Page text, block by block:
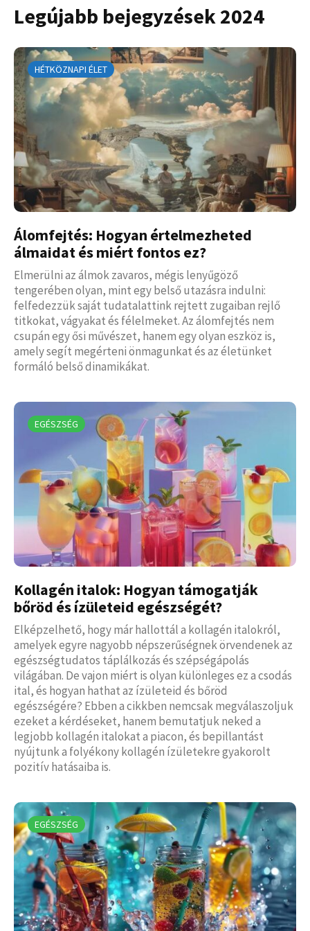
Legújabb bejegyzések 2024
HÉTKÖZNAPI ÉLET
Álomfejtés: Hogyan értelmezheted
álmaidat és miért fontos ez?
Elmerülni az álmok zavaros, mégis lenyűgöző
tengerében olyan, mint egy belső utazásra indulni:
felfedezzük saját tudatalattink rejtett zugaiban rejlő
titkokat, vágyakat és félelmeket. Az álomfejtés nem
csupán egy ősi művészet, hanem egy olyan eszköz is,
amely segít megérteni önmagunkat és az életünket
formáló belső dinamikákat.
EGÉSZSÉG
Kollagén italok: Hogyan támogatják
bőröd és ízületeid egészségét?
Elképzelhető, hogy már hallottál a kollagén italokról,
amelyek egyre nagyobb népszerűségnek örvendenek az
egészségtudatos táplálkozás és szépségápolás
világában. De vajon miért is olyan különleges ez a csodás
ital, és hogyan hathat az ízületeid és bőröd
egészségére? Ebben a cikkben nemcsak megválaszoljuk
ezeket a kérdéseket, hanem bemutatjuk neked a
legjobb kollagén italokat a piacon, és bepillantást
nyújtunk a folyékony kollagén ízületekre gyakorolt
pozitív hatásaiba is.
EGÉSZSÉG